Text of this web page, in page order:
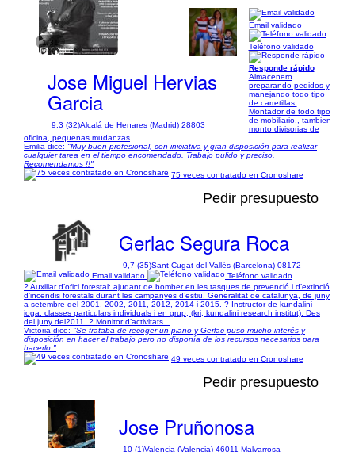
1/31
Jose Miguel Hervias
Garcia
9,3 (32)Alcalá de Henares (Madrid) 28803
Email validado
Teléfono validado
Responde rápido
Almacenero
preparando pedidos y
manejando todo tipo
de carretillas.
Montador de todo tipo
de mobiliario., tambien
monto divisorias de
oficina, pequenas mudanzas
Emilia dice: "Muy buen profesional, con iniciativa y gran disposición para realizar
cualquier tarea en el tiempo encomendado. Trabajo pulido y preciso.
Recomendamos !!"
75 veces contratado en Cronoshare
Pedir presupuesto
Gerlac Segura Roca
9,7 (35)Sant Cugat del Vallès (Barcelona) 08172
Email validado
Teléfono validado
? Auxiliar d’ofici forestal: ajudant de bomber en les tasques de prevenció i d’extinció
d’incendis forestals durant les campanyes d’estiu. Generalitat de catalunya, de juny
a setembre del 2001, 2002, 2011, 2012, 2014 i 2015. ? Instructor de kundalini
ioga: classes particulars individuals i en grup, (kri, kundalini research institut). Des
del juny del2011. ? Monitor d’activitats...
Victoria dice: "Se trataba de recoger un piano y Gerlac puso mucho interés y
disposición en hacer el trabajo pero no disponía de los recursos necesarios para
hacerlo."
49 veces contratado en Cronoshare
Pedir presupuesto
Jose Pruñonosa
10 (1)Valencia (Valencia) 46011 Malvarrosa